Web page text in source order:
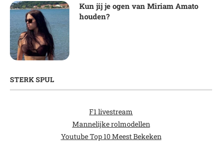
Kun jij je ogen van Miriam Amato
houden?
STERK SPUL
F1 livestream
Mannelijke rolmodellen
Youtube Top 10 Meest Bekeken